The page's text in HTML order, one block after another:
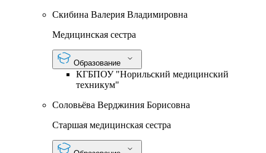
Скибина Валерия Владимировна
Медицинская сестра
Образование
КГБПОУ "Норильский медицинский
техникум"
Соловьёва Верджиния Борисовна
Старшая медицинская сестра